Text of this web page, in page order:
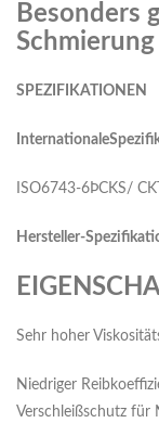
Besonders
SPEZIFIKATIONEN
ISO6743-6ÞCKS/ CKT
H ersteller-
Sehr hoher
Niedriger
Verschleißschutz für